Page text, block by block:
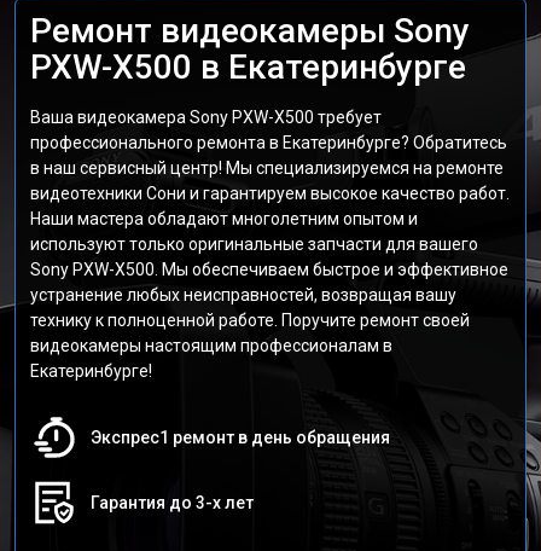
Ремонт видеокамеры Sony
PXW-X500 в Екатеринбурге
Ваша видеокамера Sony PXW-X500 требует
профессионального ремонта в Екатеринбурге? Обратитесь
в наш сервисный центр! Мы специализируемся на ремонте
видеотехники Сони и гарантируем высокое качество работ.
Наши мастера обладают многолетним опытом и
используют только оригинальные запчасти для вашего
Sony PXW-X500. Мы обеспечиваем быстрое и эффективное
устранение любых неисправностей, возвращая вашу
технику к полноценной работе. Поручите ремонт своей
видеокамеры настоящим профессионалам в
Екатеринбурге!
Экспрес1 ремонт в день обращения
Гарантия до 3-х лет